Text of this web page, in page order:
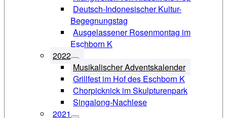
Deutsch-Indonesischer Kultur-
Begegnungstag
Ausgelassener Rosenmontag im
Eschborn K
2022
Musikalischer Adventskalender
Grillfest im Hof des Eschborn K
Chorpicknick im Skulpturenpark
Singalong-Nachlese
2021